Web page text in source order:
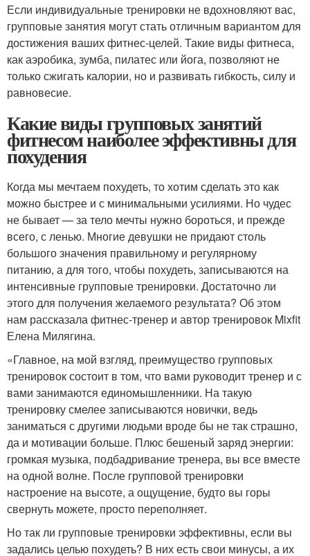
Если индивидуальные тренировки не вдохновляют вас,
групповые занятия могут стать отличным вариантом для
достижения ваших фитнес-целей. Такие виды фитнеса,
как аэробика, зумба, пилатес или йога, позволяют не
только сжигать калории, но и развивать гибкость, силу и
равновесие.
Какие виды групповых занятий
фитнесом наиболее эффективны для
похудения
Когда мы мечтаем похудеть, то хотим сделать это как
можно быстрее и с минимальными усилиями. Но чудес
не бывает — за тело мечты нужно бороться, и прежде
всего, с ленью. Многие девушки не придают столь
большого значения правильному и регулярному
питанию, а для того, чтобы похудеть, записываются на
интенсивные групповые тренировки. Достаточно ли
этого для получения желаемого результата? Об этом
нам рассказала фитнес-тренер и автор тренировок Mixfit
Елена Милягина.
«Главное, на мой взгляд, преимущество групповых
тренировок состоит в том, что вами руководит тренер и с
вами занимаются единомышленники. На такую
тренировку смелее записываются новички, ведь
заниматься с другими людьми вроде бы не так страшно,
да и мотивации больше. Плюс бешеный заряд энергии:
громкая музыка, подбадривание тренера, вы все вместе
на одной волне. После групповой тренировки
настроение на высоте, а ощущение, будто вы горы
свернуть можете, просто переполняет.
Но так ли групповые тренировки эффективны, если вы
задались целью похудеть? В них есть свои минусы, а их